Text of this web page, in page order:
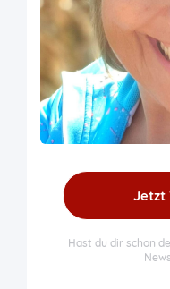
Jetzt
Hast du dir schon